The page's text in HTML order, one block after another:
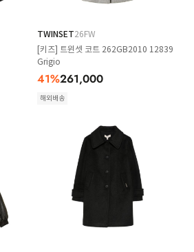
TWINSET26FW
[키즈] 트윈셋 코트 262GB2010 12839
Grigio
41%261,000
해외배송